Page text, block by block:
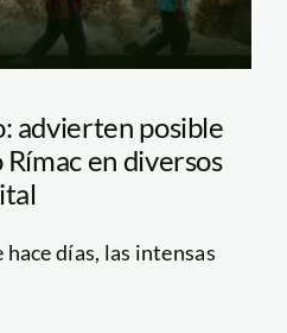
advierten posible
en diversos
días, las intensas